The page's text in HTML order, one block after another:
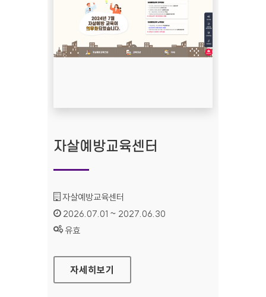
자살예방교육센터
기관명 :
자살예방교육센터
인증기간 :
2026.07.01 ~ 2027.06.30
상태 :
유효
자살예방교육센터
자세히보기